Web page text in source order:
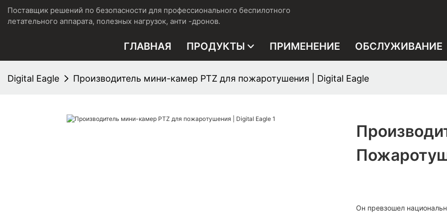
Поставщик решений по безопасности для профессионального беспилотного
летательного аппарата, полезных нагрузок, анти -дронов.
ГЛАВНАЯ ПРОДУКТЫ ПРИМЕНЕНИЕ ОБСЛУЖИВАНИЕ
Digital Eagle Производитель мини-камер PTZ для пожаротушения | Digital Eagle
Он превзошел